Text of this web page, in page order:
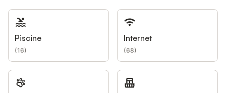
Piscine
(16)
Internet
(68)